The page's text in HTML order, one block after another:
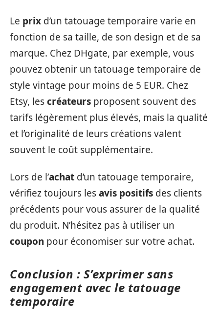
Le prix d’un tatouage temporaire varie en
fonction de sa taille, de son design et de sa
marque. Chez DHgate, par exemple, vous
pouvez obtenir un tatouage temporaire de
style vintage pour moins de 5 EUR. Chez
Etsy, lescréateurs proposent souvent des
tarifs légèrement plus élevés, mais la qualité
et l’originalité de leurs créations valent
souvent le coût supplémentaire.
Lors de l’achat d’un tatouage temporaire,
vérifiez toujours lesavis positifs des clients
précédents pour vous assurer de la qualité
du produit. N’hésitez pas à utiliser un
coupon pour économiser sur votre achat.
Conclusion : S’exprimer sans
engagement avec le tatouage
temporaire